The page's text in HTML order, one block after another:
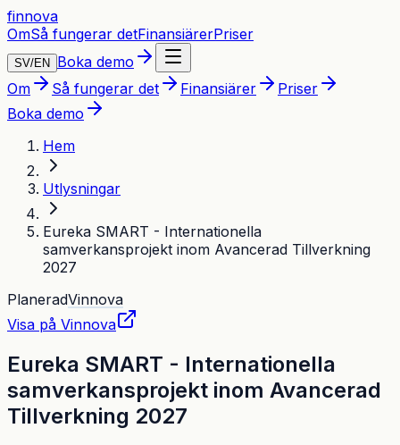
finnova
OmSå fungerar detFinansiärerPriser
SV/EN
Boka demo
Om
Så fungerar det Finansiärer
Priser
Boka demo
Hem
Utlysningar
Eureka SMART - Internationella
samverkansprojekt inom Avancerad Tillverkning
2027
PlaneradVinnova
Visa på Vinnova
Eureka SMART - Internationella
samverkansprojekt inom Avancerad
Tillverkning 2027